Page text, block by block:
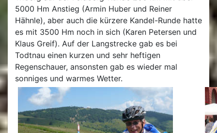
5000 Hm Anstieg (Armin Huber und Reiner
Hähnle), aber auch die kürzere Kandel-Runde hatte
es mit 3500 Hm noch in sich (Karen Petersen und
Klaus Greif). Auf der Langstrecke gab es bei
Todtnau einen kurzen und sehr heftigen
Regenschauer, ansonsten gab es wieder mal
sonniges und warmes Wetter.